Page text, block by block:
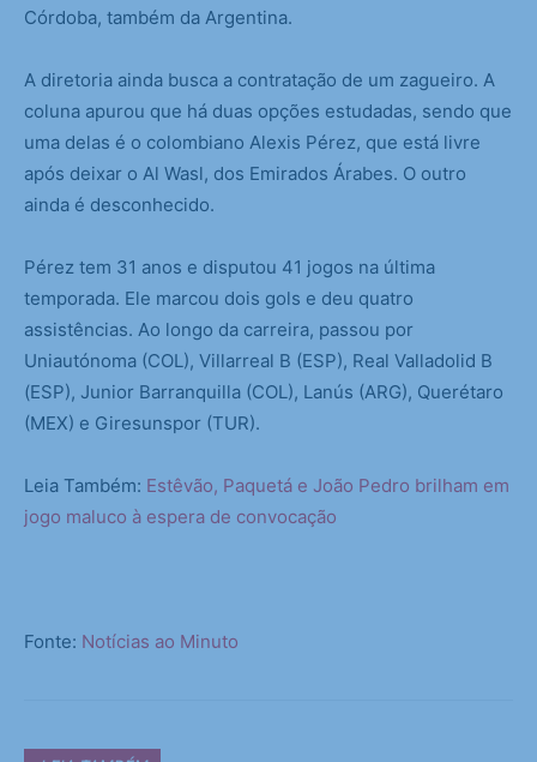
Córdoba, também da Argentina.
A diretoria ainda busca a contratação de um zagueiro. A
coluna apurou que há duas opções estudadas, sendo que
uma delas é o colombiano Alexis Pérez, que está livre
após deixar o Al Wasl, dos Emirados Árabes. O outro
ainda é desconhecido.
Pérez tem 31 anos e disputou 41 jogos na última
temporada. Ele marcou dois gols e deu quatro
assistências. Ao longo da carreira, passou por
Uniautónoma (COL), Villarreal B (ESP), Real Valladolid B
(ESP), Junior Barranquilla (COL), Lanús (ARG), Querétaro
(MEX) e Giresunspor (TUR).
Leia Também: Estêvão, Paquetá e João Pedro brilham em
jogo maluco à espera de convocação
Fonte: Notícias ao Minuto